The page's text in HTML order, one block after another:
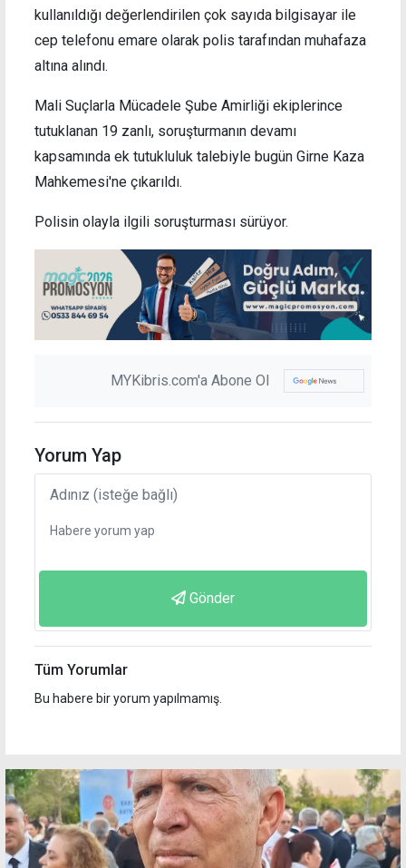
kullanıldığı değerlendirilen çok sayıda bilgisayar ile
cep telefonu emare olarak polis tarafından muhafaza
altına alındı.
Mali Suçlarla Mücadele Şube Amirliği ekiplerince
tutuklanan 19 zanlı, soruşturmanın devamı
kapsamında ek tutukluluk talebiyle bugün Girne Kaza
Mahkemesi'ne çıkarıldı.
Polisin olayla ilgili soruşturması sürüyor.
MYKibris.com'a Abone Ol
Yorum Yap
Gönder
Tüm Yorumlar
Bu habere bir yorum yapılmamış.